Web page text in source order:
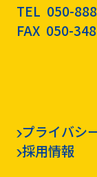
TEL 050-
FAX 050-
プライバシ
採用情報